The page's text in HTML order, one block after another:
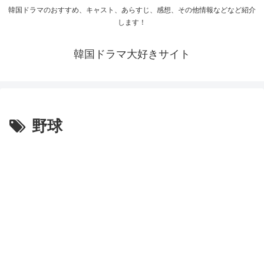
韓国ドラマのおすすめ、キャスト、あらすじ、感想、その他情報などなど紹介
します！
韓国ドラマ大好きサイト
野球